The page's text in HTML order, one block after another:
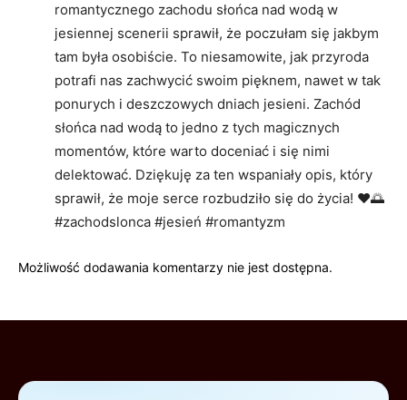
romantycznego zachodu słońca nad wodą w
jesiennej scenerii sprawił, że poczułam się jakbym
tam była osobiście. To niesamowite, jak przyroda
potrafi nas zachwycić swoim pięknem, nawet w tak
ponurych i deszczowych dniach jesieni. Zachód
słońca nad wodą to jedno z tych magicznych
momentów, które warto doceniać i się nimi
delektować. Dziękuję za ten wspaniały opis, który
sprawił, że moje serce rozbudziło się do życia! ❤️🌅
#zachodslonca #jesień #romantyzm
Możliwość dodawania komentarzy nie jest dostępna.